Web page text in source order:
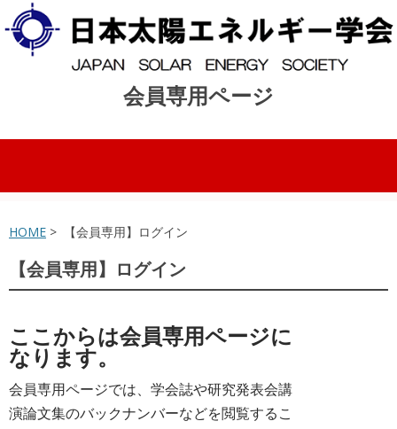
会員専用ページ
コンテンツへスキップ
HOME > 【会員専用】ログイン
【会員専用】ログイン
ここからは会員専用ページに
なります。
会員専用ページでは、学会誌や研究発表会講
演論文集のバックナンバーなどを閲覧するこ